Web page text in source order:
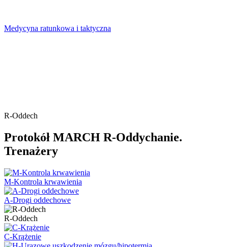
Medycyna ratunkowa i taktyczna
R-Oddech
Protokół MARCH R-Oddychanie.
Trenażery
M-Kontrola krwawienia
A-Drogi oddechowe
R-Oddech
C-Krążenie